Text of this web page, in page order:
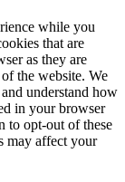
while you
that are
as they are
the website. We
understand how
in your browser
to opt-out of these
may affect your